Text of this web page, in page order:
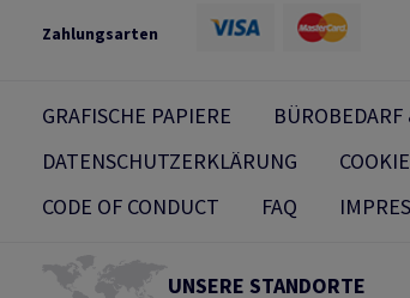
Zahlungsarten
GRAFISCHE PAPIERE
DATENSCHUTZERKLÄRUNG
CODE OF CONDUCT
FAQ
UNSERE STANDORTE